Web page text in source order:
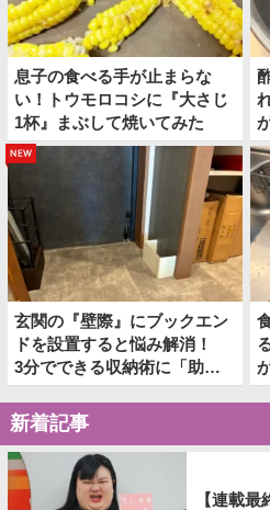
息子の食べる手が止まらな
い！トウモロコシに『大さじ
1杯』まぶして焼いてみた
new
玄関の『壁際』にブックエン
ドを設置すると悩み解消！
3分でできる収納術に「助か
った！」
新着記事
【連載